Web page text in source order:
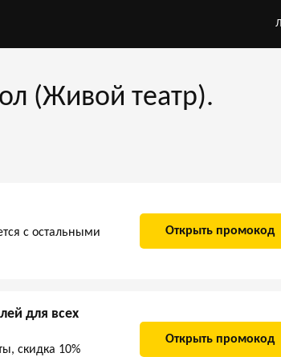
(Живой театр).
с остальными
Открыть промокод
для всех
скидка 10%
Открыть промокод